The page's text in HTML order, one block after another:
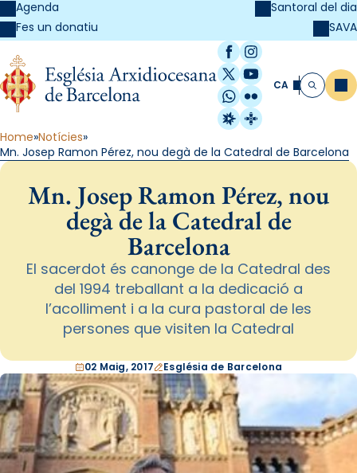
Agenda
Fes un donatiu
Santoral del dia
SAVA
Facebook
Instagram
X / Twitter
YouTube
WhatsApp
Flickr
Radio Estel
Catalunya
CA Cerca
Home Notícies
Mn. Josep Ramon Pérez, nou degà de la Catedral de Barcelona
Mn. Josep Ramon Pérez, nou
degà de la Catedral de
Barcelona
El sacerdot és canonge de la Catedral des
del 1994 treballant a la dedicació a
l’acolliment i a la cura pastoral de les
persones que visiten la Catedral
02 Maig, 2017 Església de Barcelona